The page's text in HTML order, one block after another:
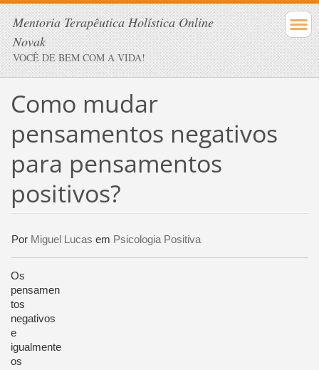
Mentoria Terapêutica Holística Online
Novak
VOCÊ DE BEM COM A VIDA!
Como mudar
pensamentos negativos
para pensamentos
positivos?
Por Miguel Lucas em Psicologia Positiva
Os
pensamen
tos
negativos
e
igualmente
os